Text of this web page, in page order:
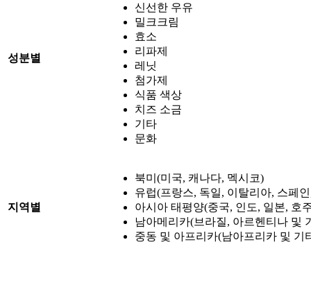
성분별
신선한 우유
밀크크림
효소
리파제
레닛
첨가제
식품 색상
치즈 소금
기타
문화
지역별
북미(미국, 캐나다, 멕시코)
유럽(프랑스, 독일, 이탈리아, 스페
아시아 태평양(중국, 인도, 일본, 호
남아메리카(브라질, 아르헨티나 및
중동 및 아프리카(남아프리카 및 기